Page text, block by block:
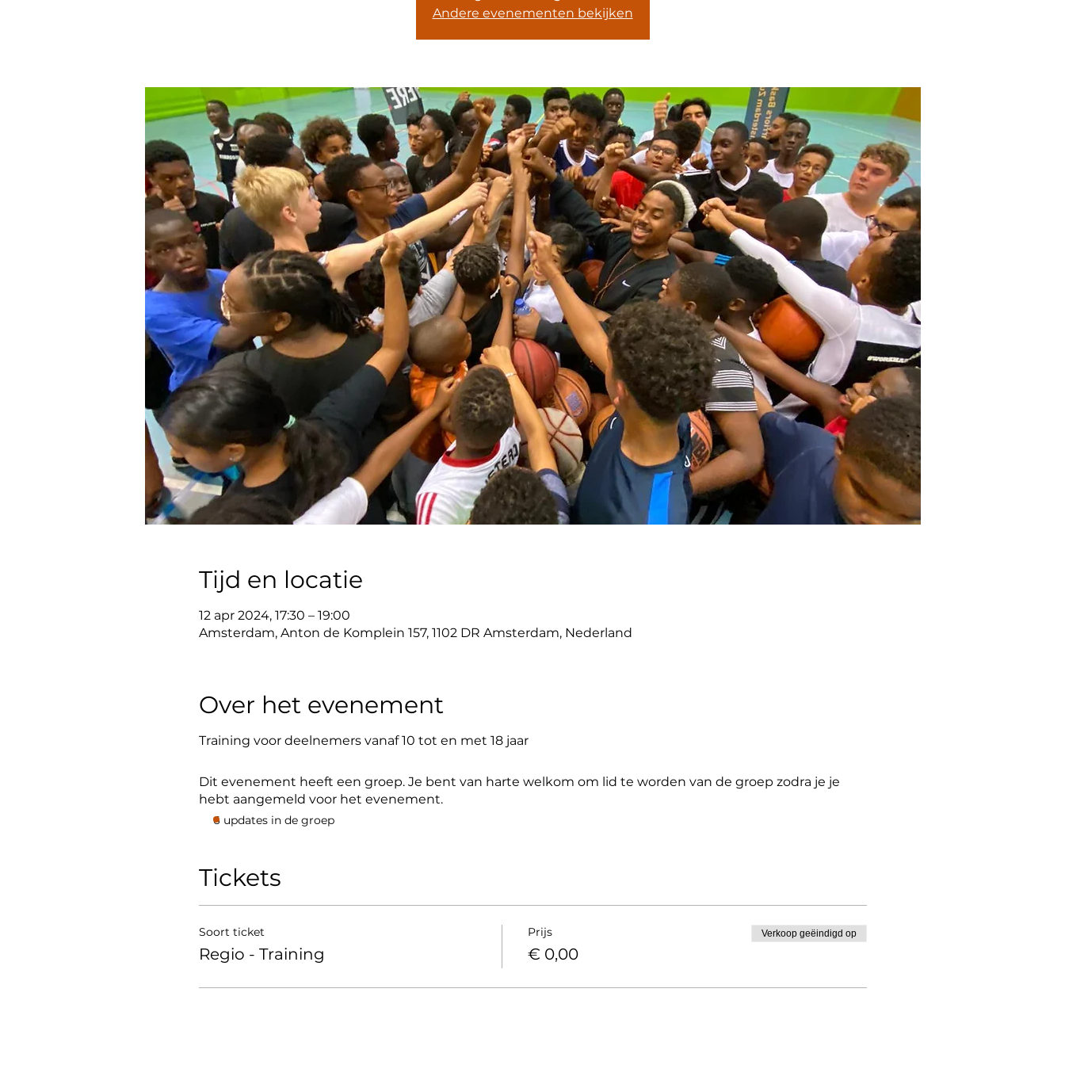
Andere evenementen bekijken
Tijd en locatie
12 apr 2024, 17:30 – 19:00
Amsterdam, Anton de Komplein 157, 1102 DR Amsterdam, Nederland
Over het evenement
Training voor deelnemers vanaf 10 tot en met 18 jaar
Dit evenement heeft een groep. Je bent van harte welkom om lid te worden van de groep zodra je je
hebt aangemeld voor het evenement.
6 updates in de groep
Tickets
Soort ticket
Regio - Training
Prijs
€ 0,00
Verkoop geëindigd op